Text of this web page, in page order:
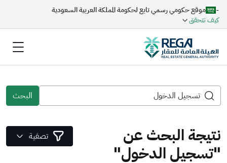
-
موقع حكومي رسمي تابع لحكومة المملكة العربية السعودية
كيف تتحقق
البحث
نتيجة البحث عن
"تسجيل الدخول"
تصفية